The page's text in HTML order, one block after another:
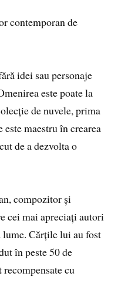
contemporan de
idei sau personaje
este poate la
de nuvele, prima
maestru în crearea
de a dezvolta o
compozitor și
cei mai apreciați autori
Cărțile lui au fost
în peste 50 de
cu